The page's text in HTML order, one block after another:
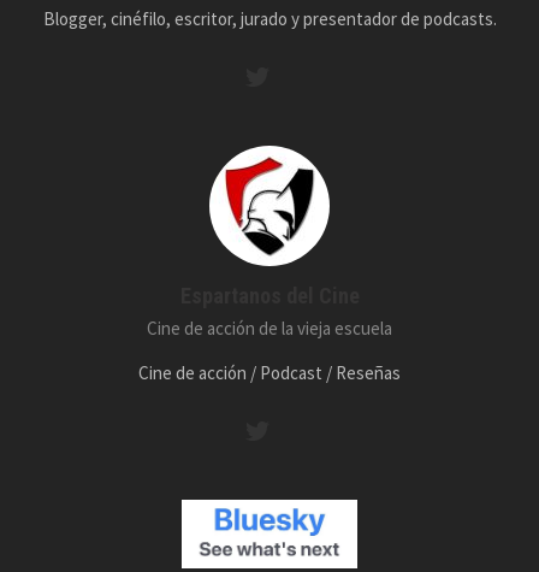
Blogger, cinéfilo, escritor, jurado y presentador de podcasts.
Cine de acción de la vieja escuela
Cine de acción / Podcast / Reseñas